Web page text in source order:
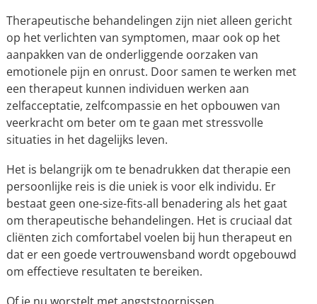
Therapeutische behandelingen zijn niet alleen gericht
op het verlichten van symptomen, maar ook op het
aanpakken van de onderliggende oorzaken van
emotionele pijn en onrust. Door samen te werken met
een therapeut kunnen individuen werken aan
zelfacceptatie, zelfcompassie en het opbouwen van
veerkracht om beter om te gaan met stressvolle
situaties in het dagelijks leven.
Het is belangrijk om te benadrukken dat therapie een
persoonlijke reis is die uniek is voor elk individu. Er
bestaat geen one-size-fits-all benadering als het gaat
om therapeutische behandelingen. Het is cruciaal dat
cliënten zich comfortabel voelen bij hun therapeut en
dat er een goede vertrouwensband wordt opgebouwd
om effectieve resultaten te bereiken.